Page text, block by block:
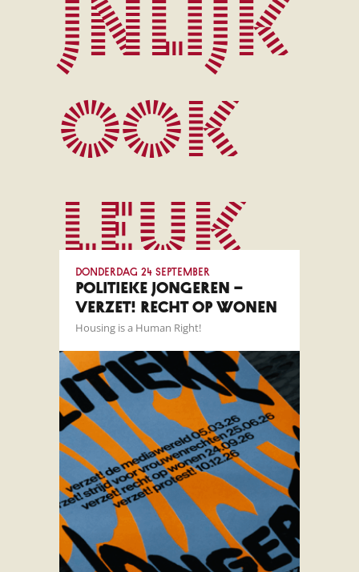
jnlijk
ook
leuk
donderdag 24 september
POLITIEKE JONGEREN –
VERZET! RECHT OP WONEN
Housing is a Human Right!